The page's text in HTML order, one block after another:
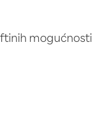
mogućnosti